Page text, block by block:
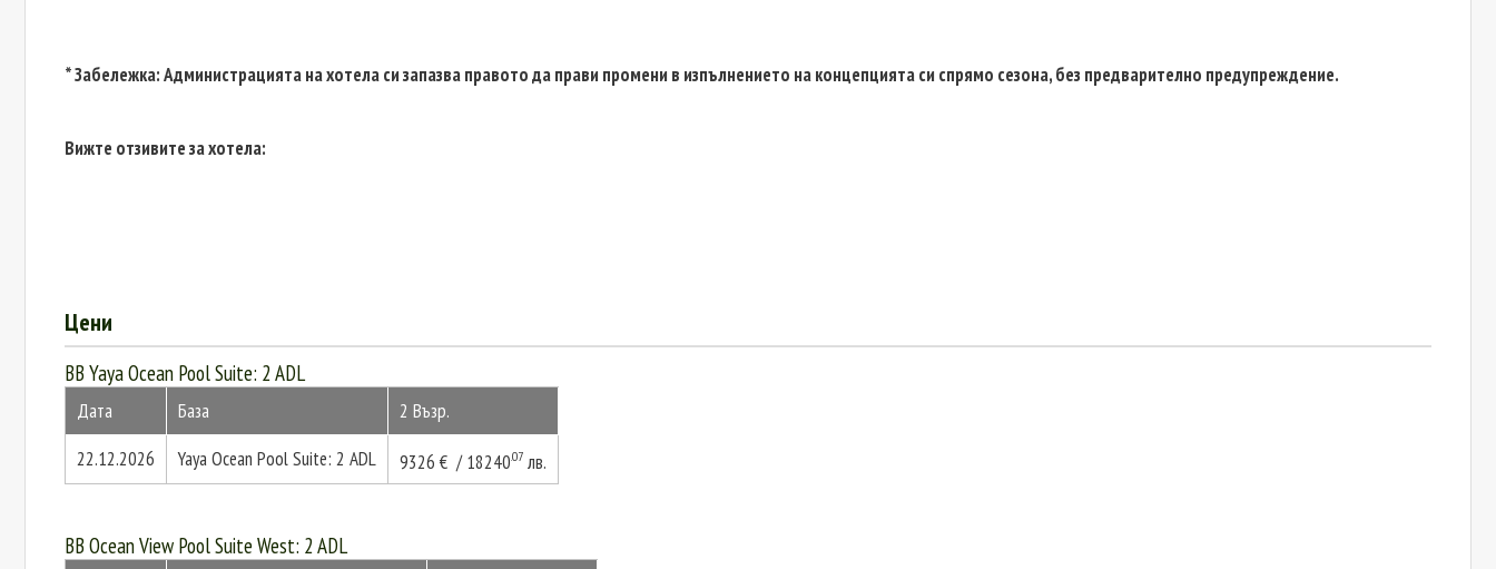
* Забележка: Администрацията на хотела си запазва правото да прави промени в изпълнението на концепцията си спрямо сезона, без предварително предупреждение.
Вижте отзивите за хотела:
Цени
BB Yaya Ocean Pool Suite: 2 ADL
Дата База
2 Възр.
22.12.2026
Yaya Ocean Pool Suite: 2 ADL 9326 € / 18240.07 лв.
BB Ocean View Pool Suite West: 2 ADL